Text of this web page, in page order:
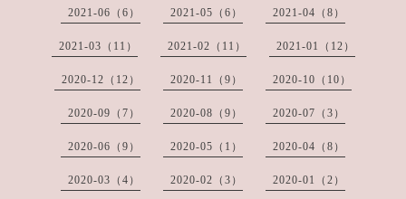
2021-06（6） 2021-05（6） 2021-04（8）
2021-03（11） 2021-02（11） 2021-01（12）
2020-12（12） 2020-11（9） 2020-10（10）
2020-09（7） 2020-08（9） 2020-07（3）
2020-06（9） 2020-05（1） 2020-04（8）
2020-03（4） 2020-02（3） 2020-01（2）